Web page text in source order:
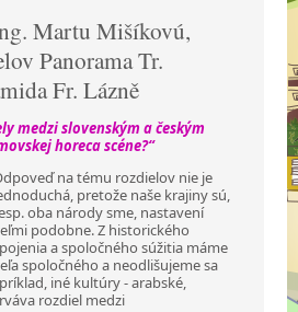
Martu Mišíkovú,
Panorama Tr.
Fr. Lázně
medzi slovenským a českým
horeca scéne?“
na tému rozdielov nie je
pretože naše krajiny sú,
oba národy sme, nastavení
podobne. Z historického
a spoločného súžitia máme
spoločného a neodlišujeme sa
iné kultúry - arabské,
rozdiel medzi